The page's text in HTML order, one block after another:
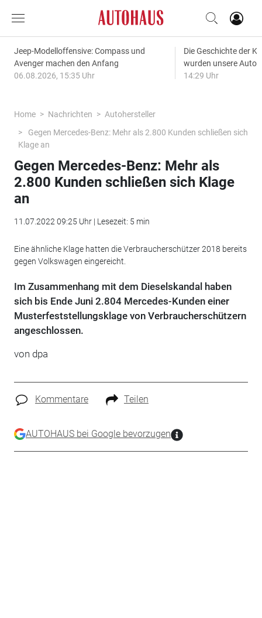
Jeep-Modelloffensive: Compass und
Avenger machen den Anfang
06.08.2026, 15:35 Uhr
Die Geschichte der
wurden unsere
14:29 Uhr
Home Nachrichten
Autohersteller
Gegen Mercedes-Benz: Mehr als 2.800 Kunden schließen sich
Klage an
Gegen Mercedes-Benz: Mehr als
2.800 Kunden schließen sich Klage
an
11.07.2022 09:25 Uhr | Lesezeit: 5 min
Eine ähnliche Klage hatten die Verbraucherschützer 2018 bereits
gegen Volkswagen eingereicht.
Im Zusammenhang mit dem Dieselskandal haben
sich bis Ende Juni 2.804 Mercedes-Kunden einer
Musterfeststellungsklage von Verbraucherschützern
angeschlossen.
von dpa
Kommentare Teilen
AUTOHAUS bei Google bevorzugen